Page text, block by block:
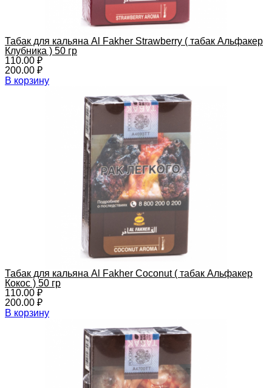
Табак для кальяна Al Fakher Strawberry ( табак Альфакер
Клубника ) 50 гр
110.00 ₽
200.00 ₽
В корзину
Табак для кальяна Al Fakher Coconut ( табак Альфакер
Кокос ) 50 гр
110.00 ₽
200.00 ₽
В корзину